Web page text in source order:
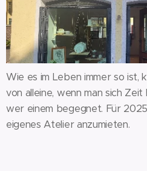
Wie es im Leben immer so ist,
von alleine, wenn man sich
wer einem begegnet. Für
eigenes Atelier anzumieten.